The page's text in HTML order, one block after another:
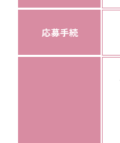
応募手続